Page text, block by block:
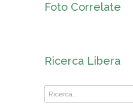
Foto Correlate
Ricerca Libera